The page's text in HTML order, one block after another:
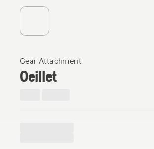
Gear Attachment
Oeillet